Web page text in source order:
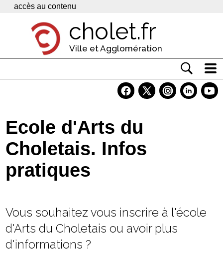
Panneau de gestion des cookies
accès au contenu
cholet.fr
Ville et Agglomération
Economie
Services
Contacts
Ecole d'Arts du
Choletais. Infos
pratiques
Vous souhaitez vous inscrire à l'école
d'Arts du Choletais ou avoir plus
d'informations ?